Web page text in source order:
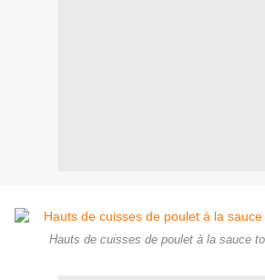
Hauts de cuisses de poulet à la sauce